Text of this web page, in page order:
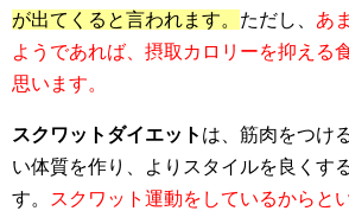
が出てくると言われます。 ただし、 あ
ようであれば、摂取カロリーを抑える
思います。
スクワットダイエット は、筋肉をつけ
い体質を作り、よりスタイルを良くす
す。
スクワット運動をしているからと